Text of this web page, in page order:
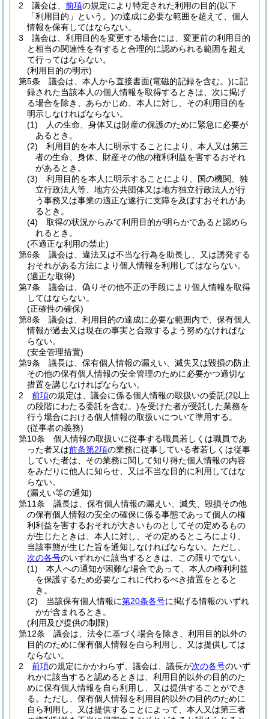
2
議会は、 前項の規定により特定された利用の目的(以下
「利用目的」という。)の達成に必要な範囲を超えて、個人
情報を保有してはならない。
3
議会は、利用目的を変更する場合には、変更前の利用目的
と相当の関連性を有すると合理的に認められる範囲を超え
て行ってはならない。
(利用目的の明示)
第5条
議会は、本人から直接書面(電磁的記録を含む。)に記
録された当該本人の個人情報を取得するときは、次に掲げ
る場合を除き、あらかじめ、本人に対し、その利用目的を
明示しなければならない。
(1)
人の生命、身体又は財産の保護のために緊急に必要が
あるとき。
(2)
利用目的を本人に明示することにより、本人又は第三
者の生命、身体、財産その他の権利利益を害するおそれ
があるとき。
(3)
利用目的を本人に明示することにより、国の機関、独
立行政法人等、地方公共団体又は地方独立行政法人が行
う事務又は事業の適正な遂行に支障を及ぼすおそれがあ
るとき。
(4)
取得の状況からみて利用目的が明らかであると認めら
れるとき。
(不適正な利用の禁止)
第6条
議会は、違法又は不当な行為を助長し、又は誘発する
おそれがある方法により個人情報を利用してはならない。
(適正な取得)
第7条
議会は、偽りその他不正の手段により個人情報を取得
してはならない。
(正確性の確保)
第8条
議会は、利用目的の達成に必要な範囲内で、保有個人
情報が過去又は現在の事実と合致するよう努めなければな
らない。
(安全管理措置)
第9条
議長は、保有個人情報の漏えい、滅失又は毀損の防止
その他の保有個人情報の安全管理のために必要かつ適切な
措置を講じなければならない。
2
前項の規定は、議会に係る個人情報の取扱いの委託(2以上
の段階にわたる委託を含む。)を受けた者が受託した業務を
行う場合における個人情報の取扱いについて準用する。
(従事者の義務)
第10条
個人情報の取扱いに従事する職員若しくは職員であ
った者又は前条第2項の業務に従事している者若しくは従事
していた者は、その業務に関して知り得た個人情報の内容
をみだりに他人に知らせ、又は不当な目的に利用してはな
らない。
(漏えい等の通知)
第11条
議長は、保有個人情報の漏えい、滅失、毀損その他
の保有個人情報の安全の確保に係る事態であって個人の権
利利益を害するおそれが大きいものとしてその定めるもの
が生じたときは、本人に対し、その定めるところにより、
当該事態が生じた旨を通知しなければならない。 ただし、
次の各号のいずれかに該当するときは、この限りでない。
(1)
本人への通知が困難な場合であって、本人の権利利益
を保護するため必要なこれに代わるべき措置をとると
き。
(2)
当該保有個人情報に第20条各号に掲げる情報のいずれ
かが含まれるとき。
(利用及び提供の制限)
第12条
議会は、法令に基づく場合を除き、利用目的以外の
目的のために保有個人情報を自ら利用し、又は提供しては
ならない。
2
前項の規定にかかわらず、議会は、議長が次の各号のいず
れかに該当すると認めるときは、利用目的以外の目的のた
めに保有個人情報を自ら利用し、又は提供することができ
る。 ただし、保有個人情報を利用目的以外の目的のために
自ら利用し、又は提供することによって、本人又は第三者